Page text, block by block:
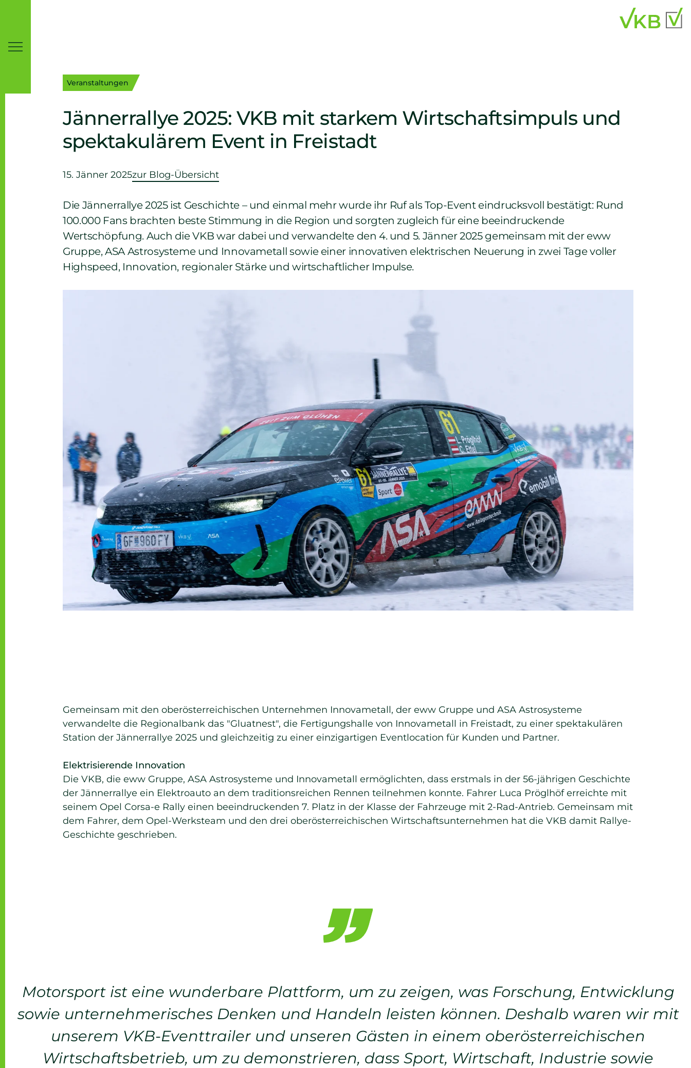
Veranstaltungen
Jännerrallye 2025: VKB mit starkem Wirtschaftsimpuls und
spektakulärem Event in Freistadt
15. Jänner 2025zur Blog-Übersicht
Die Jännerrallye 2025 ist Geschichte – und einmal mehr wurde ihr Ruf als Top-Event eindrucksvoll bestätigt: Rund
100.000 Fans brachten beste Stimmung in die Region und sorgten zugleich für eine beeindruckende
Wertschöpfung. Auch die VKB war dabei und verwandelte den 4. und 5. Jänner 2025 gemeinsam mit der eww
Gruppe, ASA Astrosysteme und Innovametall sowie einer innovativen elektrischen Neuerung in zwei Tage voller
Highspeed, Innovation, regionaler Stärke und wirtschaftlicher Impulse.
Gemeinsam mit den oberösterreichischen Unternehmen Innovametall, der eww Gruppe und ASA Astrosysteme
verwandelte die Regionalbank das "Gluatnest", die Fertigungshalle von Innovametall in Freistadt, zu einer spektakulären
Station der Jännerrallye 2025 und gleichzeitig zu einer einzigartigen Eventlocation für Kunden und Partner.
Elektrisierende Innovation
Die VKB, die eww Gruppe, ASA Astrosysteme und Innovametall ermöglichten, dass erstmals in der 56-jährigen Geschichte
der Jännerrallye ein Elektroauto an dem traditionsreichen Rennen teilnehmen konnte. Fahrer Luca Pröglhöf erreichte mit
seinem Opel Corsa-e Rally einen beeindruckenden 7. Platz in der Klasse der Fahrzeuge mit 2-Rad-Antrieb. Gemeinsam mit
dem Fahrer, dem Opel-Werksteam und den drei oberösterreichischen Wirtschaftsunternehmen hat die VKB damit Rallye-
Geschichte geschrieben.
Motorsport ist eine wunderbare Plattform, um zu zeigen, was Forschung, Entwicklung
sowie unternehmerisches Denken und Handeln leisten können. Deshalb waren wir mit
unserem VKB-Eventtrailer und unseren Gästen in einem oberösterreichischen
Wirtschaftsbetrieb, um zu demonstrieren, dass Sport, Wirtschaft, Industrie sowie